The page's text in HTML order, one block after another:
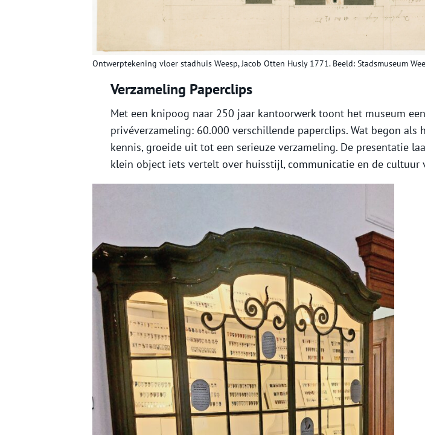
Ontwerptekening vloer stadhuis Weesp, Jacob Otten Husly 1771. Beeld: Stadsmuseum
Verzameling Paperclips
Met een knipoog naar 250 jaar kantoorwerk toont het museum
privéverzameling: 60.000 verschillende paperclips. Wat begon als
kennis, groeide uit tot een serieuze verzameling. De presentatie
klein object iets vertelt over huisstijl, communicatie en de cultuur